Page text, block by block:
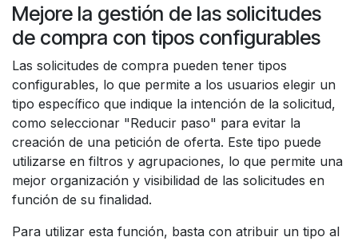
Mejore la gestión de las solicitudes
de compra con tipos configurables
Las solicitudes de compra pueden tener tipos
configurables, lo que permite a los usuarios elegir un
tipo específico que indique la intención de la solicitud,
como seleccionar "Reducir paso" para evitar la
creación de una petición de oferta. Este tipo puede
utilizarse en filtros y agrupaciones, lo que permite una
mejor organización y visibilidad de las solicitudes en
función de su finalidad.
Para utilizar esta función, basta con atribuir un tipo al